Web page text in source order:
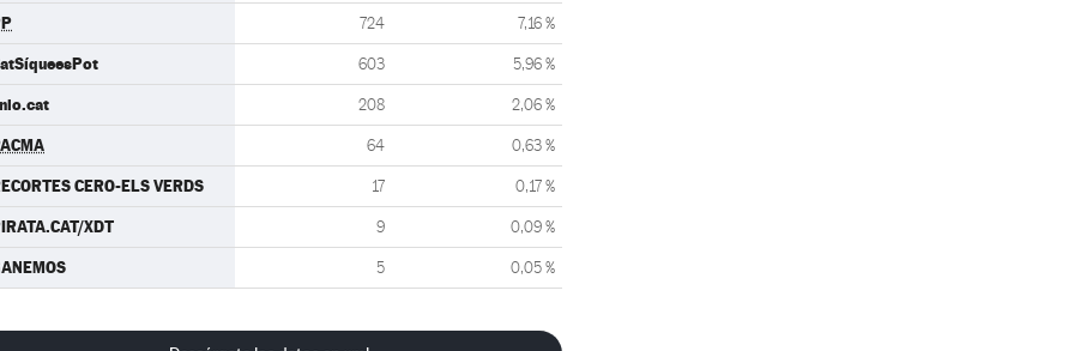
724 7,16 %
603 5,96 %
208 2,06 %
64 0,63 %
CERO-ELS VERDS 17 0,17 %
XDT 9 0,09 %
5 0,05 %